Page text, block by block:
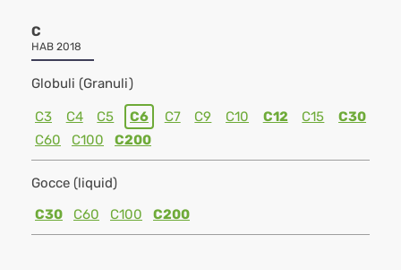
C
HAB 2018
Globuli (Granuli)
C3 C4 C5 C6 C7 C9 C10 C12 C15
C30
C60
C100 C200
Gocce (liquid)
C30
C60 C100 C200